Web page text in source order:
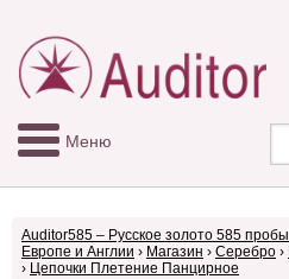
Меню
Auditor585 – Русское золото 585
Европе и Англии › Магазин › Серебро ›
› Цепочки Плетение Панцирное